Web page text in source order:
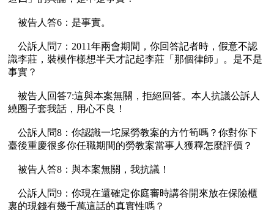
識李莊，裝模作樣想半天才記起李莊「那個律師」。是不是
事實？
繞圈子套我話，用心不良！
臺後重慶很多你任職期間的勞教案當事人獲釋怎麼評價？
裏的現錢有幾千萬這話的真實性嗎？